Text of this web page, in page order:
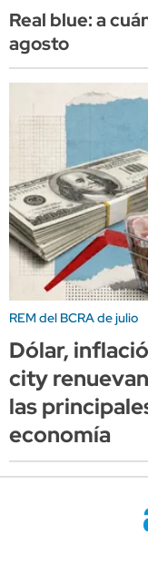
Real blue: a
agosto
REM del BCRA de julio
Dólar,
city
las
economía